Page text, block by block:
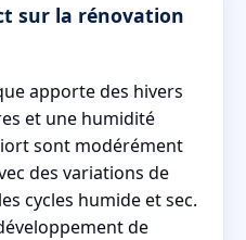
sur la rénovation
apporte des hivers
et une humidité
sont modérément
des variations de
cycles humide et sec.
de